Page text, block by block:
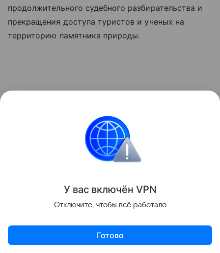
продолжительного судебного разбирательства и
прекращения доступа туристов и ученых на
территорию памятника природы.
31 июля этого года суд передал Кунгурскую
У вас включён VPN
Отключите, чтобы всё работало
Готово